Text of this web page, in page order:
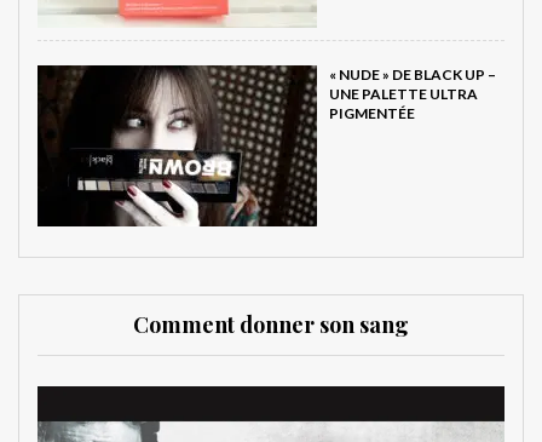
« NUDE » DE BLACK UP –
UNE PALETTE ULTRA
PIGMENTÉE
Comment donner son sang